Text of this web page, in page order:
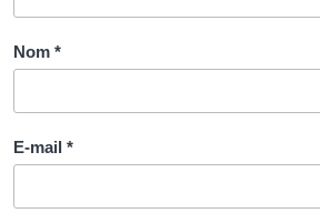
Nom *
E-mail *